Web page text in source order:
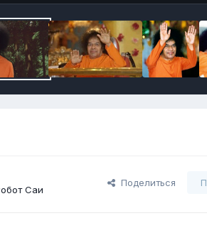
Саи
Поделиться